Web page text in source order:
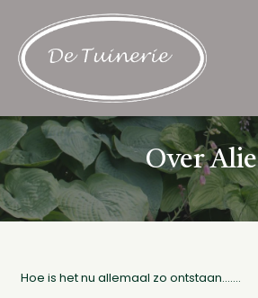
Over Alie
Hoe is het nu allemaal zo ontstaan.......